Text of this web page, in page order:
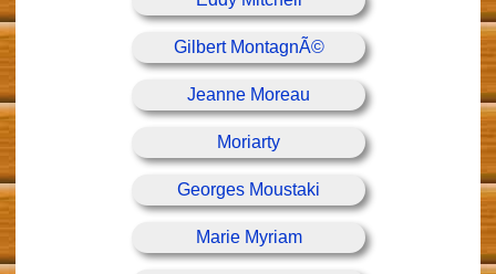
Gilbert MontagnÃ©
Jeanne Moreau
Moriarty
Georges Moustaki
Marie Myriam